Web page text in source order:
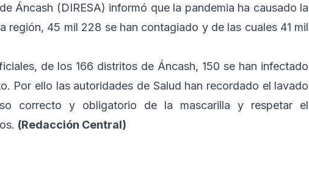
Áncash (DIRESA) informó que la pandemia ha causado la
región, 45 mil 228 se han contagiado y de las cuales 41 mil
de los 166 distritos de Áncash, 150 se han infectado
Por ello las autoridades de Salud han recordado el lavado
correcto y obligatorio de la mascarilla y respetar el
(Redacción Central)